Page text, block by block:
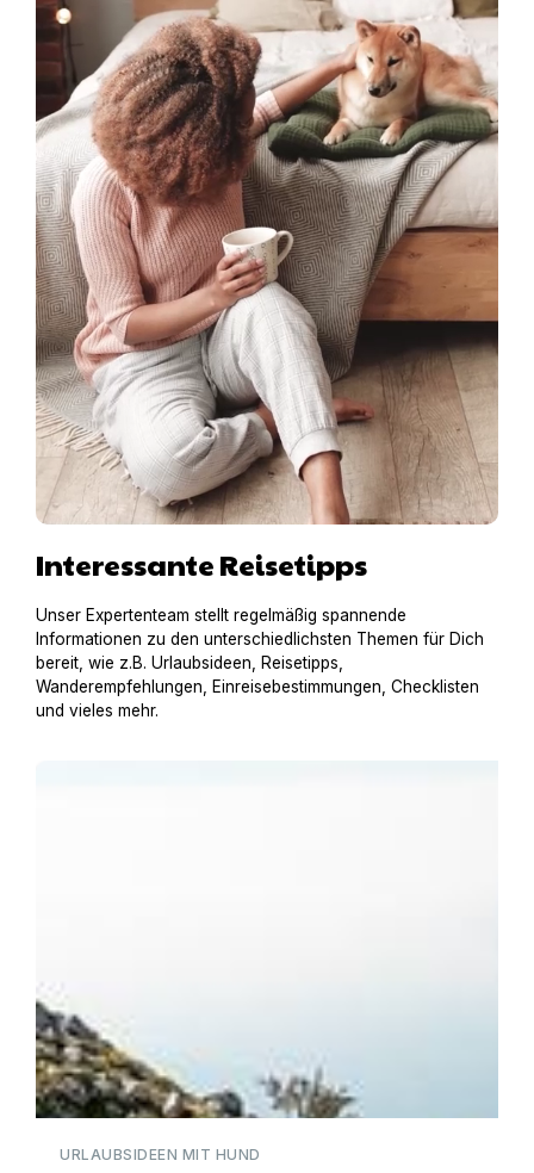
Interessante Reisetipps
Unser Expertenteam stellt regelmäßig spannende
Informationen zu den unterschiedlichsten Themen für Dich
bereit, wie z.B. Urlaubsideen, Reisetipps,
Wanderempfehlungen, Einreisebestimmungen, Checklisten
und vieles mehr.
URLAUBSIDEEN MIT HUND